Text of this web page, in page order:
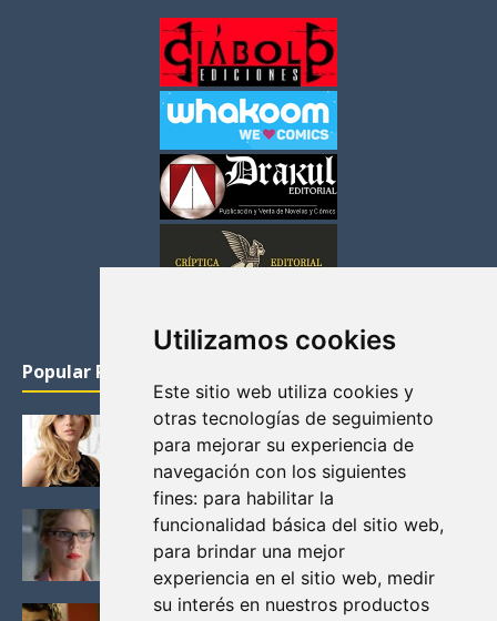
Utilizamos cookies
Este sitio web utiliza cookies y
otras tecnologías de seguimiento
para mejorar su experiencia de
navegación con los siguientes
fines: para habilitar la
funcionalidad básica del sitio web,
para brindar una mejor
experiencia en el sitio web, medir
su interés en nuestros productos
Popular Posts
KATHERYN WINNICK: LA ACTRIZ MAS GUAPA DE
VIKINGOS
Junio 14, 2013
FELICITY (EMILY BETT RICKARDS), LAS FOTOS
MAS BONITAS DE LA ALIADA DE ARROW
Noviembre 30, 2013
BLACK MIRROR: TODA TU HISTORIA. EPISODIO 3.